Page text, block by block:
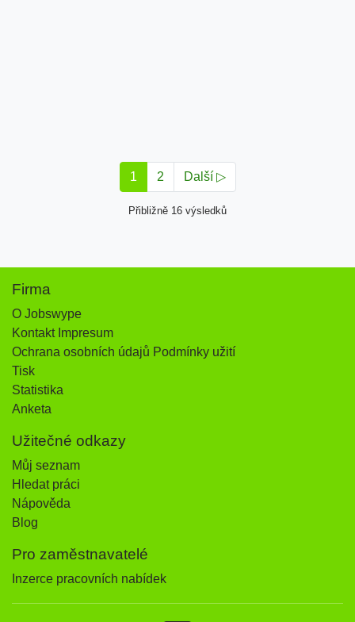
1 2 Další ▷
Přibližně 16 výsledků
Firma
O Jobswype
Kontakt Impresum
Ochrana osobních údajů Podmínky užití
Tisk
Statistika
Anketa
Užitečné odkazy
Můj seznam
Hledat práci
Nápověda
Blog
Pro zaměstnavatelé
Inzerce pracovních nabídek